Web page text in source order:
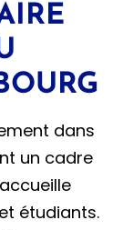
dans
un cadre
étudiants.